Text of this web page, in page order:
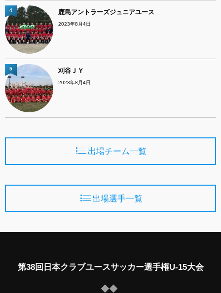
鹿島アントラーズジュニアユース
2023年8月4日
4
刈谷ＪＹ
2023年8月4日
5
出場チーム一覧
出場選手一覧
第38回日本クラブユースサッカー選手権U-15大会